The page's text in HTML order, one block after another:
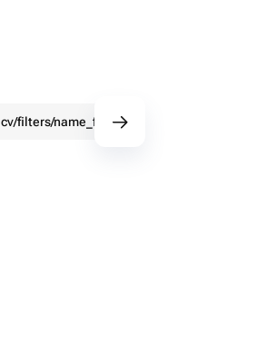
cv/filters/name_fast_delivery